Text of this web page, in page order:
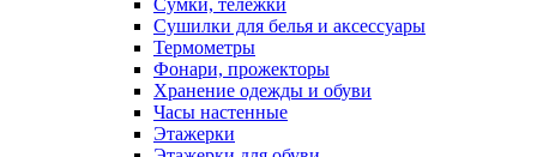
Сушилки для белья и аксессуары
Термометры
Фонари, прожекторы
Хранение одежды и обуви
Часы настенные
Этажерки